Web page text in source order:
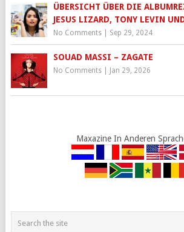
ÜBERSICHT ÜBER DIE
JESUS LIZARD, TONY LEVIN
No Comments| Sep 29, 2024
SOUAD MASSI – ZAGATE
No Comments| Jan 29, 2026
Maxazine In Anderen